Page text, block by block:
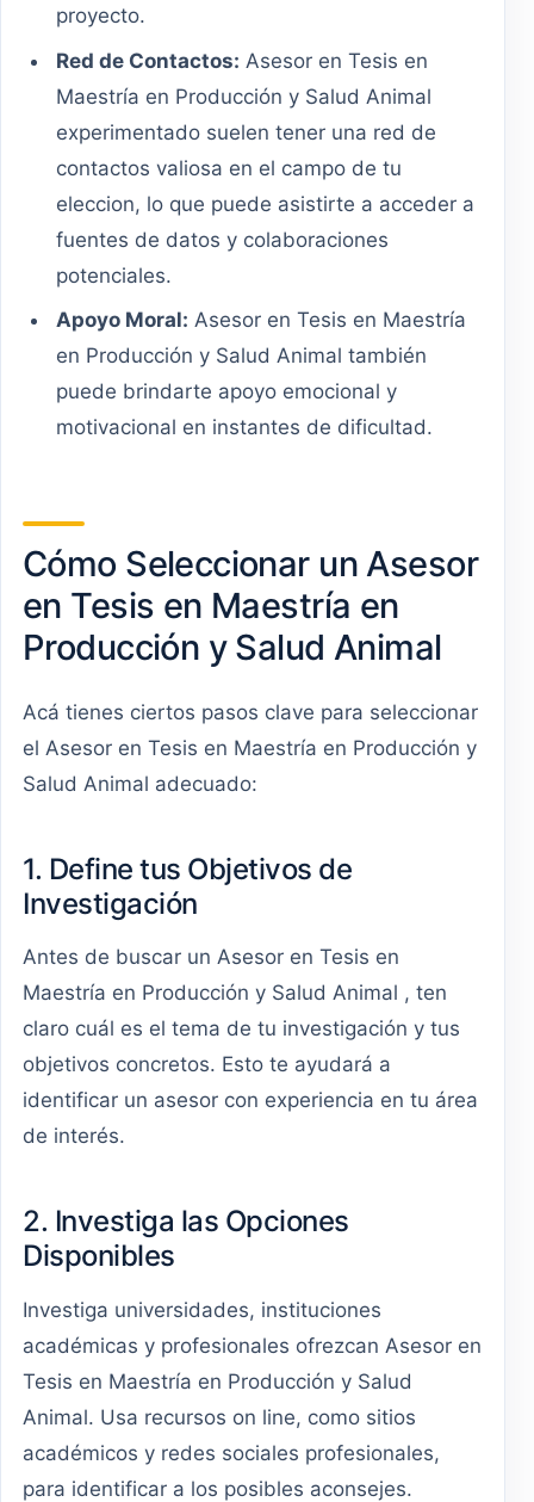
proyecto.
Red de Contactos: Asesor en Tesis en
Maestría en Producción y Salud Animal
experimentado suelen tener una red de
contactos valiosa en el campo de tu
eleccion, lo que puede asistirte a acceder a
fuentes de datos y colaboraciones
potenciales.
Apoyo Moral: Asesor en Tesis en Maestría
en Producción y Salud Animal también
puede brindarte apoyo emocional y
motivacional en instantes de dificultad.
Cómo Seleccionar un Asesor
en Tesis en Maestría en
Producción y Salud Animal
Acá tienes ciertos pasos clave para seleccionar
el Asesor en Tesis en Maestría en Producción y
Salud Animal adecuado:
1. Define tus Objetivos de
Investigación
Antes de buscar un Asesor en Tesis en
Maestría en Producción y Salud Animal , ten
claro cuál es el tema de tu investigación y tus
objetivos concretos. Esto te ayudará a
identificar un asesor con experiencia en tu área
de interés.
2. Investiga las Opciones
Disponibles
Investiga universidades, instituciones
académicas y profesionales ofrezcan Asesor en
Tesis en Maestría en Producción y Salud
Animal. Usa recursos on line, como sitios
académicos y redes sociales profesionales,
para identificar a los posibles aconsejes.